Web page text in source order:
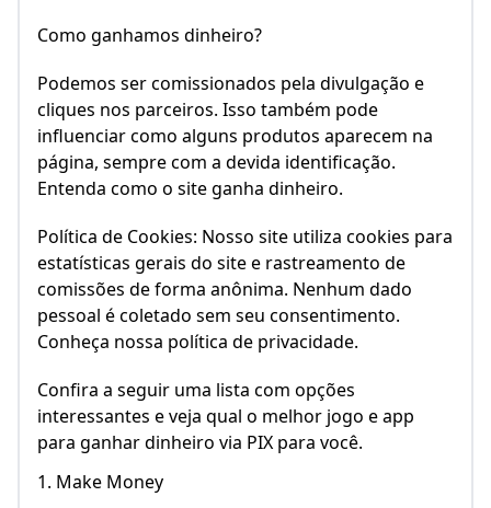
Como ganhamos dinheiro?
Podemos ser comissionados pela divulgação e
cliques nos parceiros. Isso também pode
influenciar como alguns produtos aparecem na
página, sempre com a devida identificação.
Entenda como o site ganha dinheiro.
Política de Cookies: Nosso site utiliza cookies para
estatísticas gerais do site e rastreamento de
comissões de forma anônima. Nenhum dado
pessoal é coletado sem seu consentimento.
Conheça nossa política de privacidade.
Confira a seguir uma lista com opções
interessantes e veja qual o melhor jogo e app
para ganhar dinheiro via PIX para você.
1. Make Money